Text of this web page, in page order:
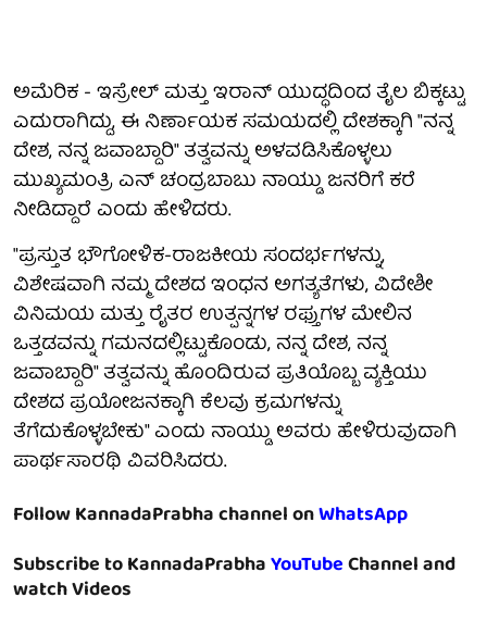
ಅಮೆರಿಕ - ಇಸ್ರೇಲ್ ಮತ್ತು ಇರಾನ್ ಯುದ್ಧದಿಂದ ತೈಲ ಬಿಕ್ಕಟ್ಟು
ಎದುರಾಗಿದ್ದು, ಈ ನಿರ್ಣಾಯಕ ಸಮಯದಲ್ಲಿ ದೇಶಕ್ಕಾಗಿ "ನನ್ನ
ದೇಶ, ನನ್ನ ಜವಾಬ್ದಾರಿ" ತತ್ವವನ್ನು ಅಳವಡಿಸಿಕೊಳ್ಳಲು
ಮುಖ್ಯಮಂತ್ರಿ ಎನ್ ಚಂದ್ರಬಾಬು ನಾಯ್ಡು ಜನರಿಗೆ ಕರೆ
ನೀಡಿದ್ದಾರೆ ಎಂದು ಹೇಳಿದರು.
"ಪ್ರಸ್ತುತ ಭೌಗೋಳಿಕ-ರಾಜಕೀಯ ಸಂದರ್ಭಗಳನ್ನು,
ವಿಶೇಷವಾಗಿ ನಮ್ಮ ದೇಶದ ಇಂಧನ ಅಗತ್ಯತೆಗಳು, ವಿದೇಶೀ
ವಿನಿಮಯ ಮತ್ತು ರೈತರ ಉತ್ಪನ್ನಗಳ ರಫ್ತುಗಳ ಮೇಲಿನ
ಒತ್ತಡವನ್ನು ಗಮನದಲ್ಲಿಟ್ಟುಕೊಂಡು, ನನ್ನ ದೇಶ, ನನ್ನ
ಜವಾಬ್ದಾರಿ" ತತ್ವವನ್ನು ಹೊಂದಿರುವ ಪ್ರತಿಯೊಬ್ಬ ವ್ಯಕ್ತಿಯು
ದೇಶದ ಪ್ರಯೋಜನಕ್ಕಾಗಿ ಕೆಲವು ಕ್ರಮಗಳನ್ನು
ತೆಗೆದುಕೊಳ್ಳಬೇಕು" ಎಂದು ನಾಯ್ಡು ಅವರು ಹೇಳಿರುವುದಾಗಿ
ಪಾರ್ಥಸಾರಥಿ ವಿವರಿಸಿದರು.
Follow KannadaPrabha channel onWhatsApp
Subscribe to KannadaPrabhaYouTubeChannel and
watch Videos